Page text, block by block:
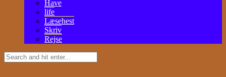
Have
life
Læsehest
Skriv
Rejse